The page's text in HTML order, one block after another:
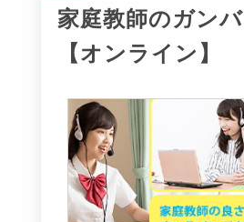
家庭教師のガンバ
【オンライン】